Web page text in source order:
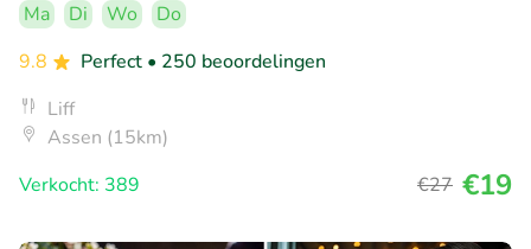
Ma Di Wo
Do
9.8
Perfect • 250 beoordelingen
Liff
Assen (15km)
Verkocht: 389
€27 €19